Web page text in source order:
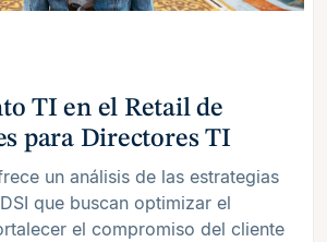
TI en el Retail de
para Directores TI
un análisis de las estrategias
que buscan optimizar el
el compromiso del cliente